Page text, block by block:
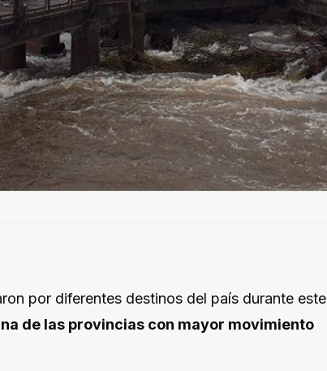
por diferentes destinos del país durante este
de las provincias con mayor movimiento